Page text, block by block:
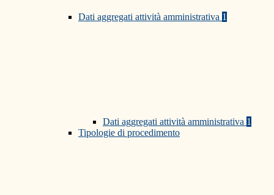
Dati aggregati attività amministrativa 1
Dati aggregati attività amministrativa 1
Tipologie di procedimento